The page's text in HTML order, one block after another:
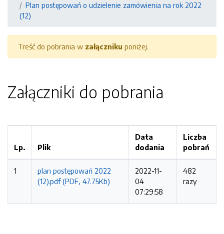
Plan postępowań o udzielenie zamówienia na rok 2022
(12)
Treść do pobrania w załączniku poniżej.
Załączniki do pobrania
Lp. Plik
Data
dodania
Liczba
pobrań
1
plan postępowań 2022
(12).pdf (PDF, 47.75Kb)
2022-11-
04
07:29:58
482
razy